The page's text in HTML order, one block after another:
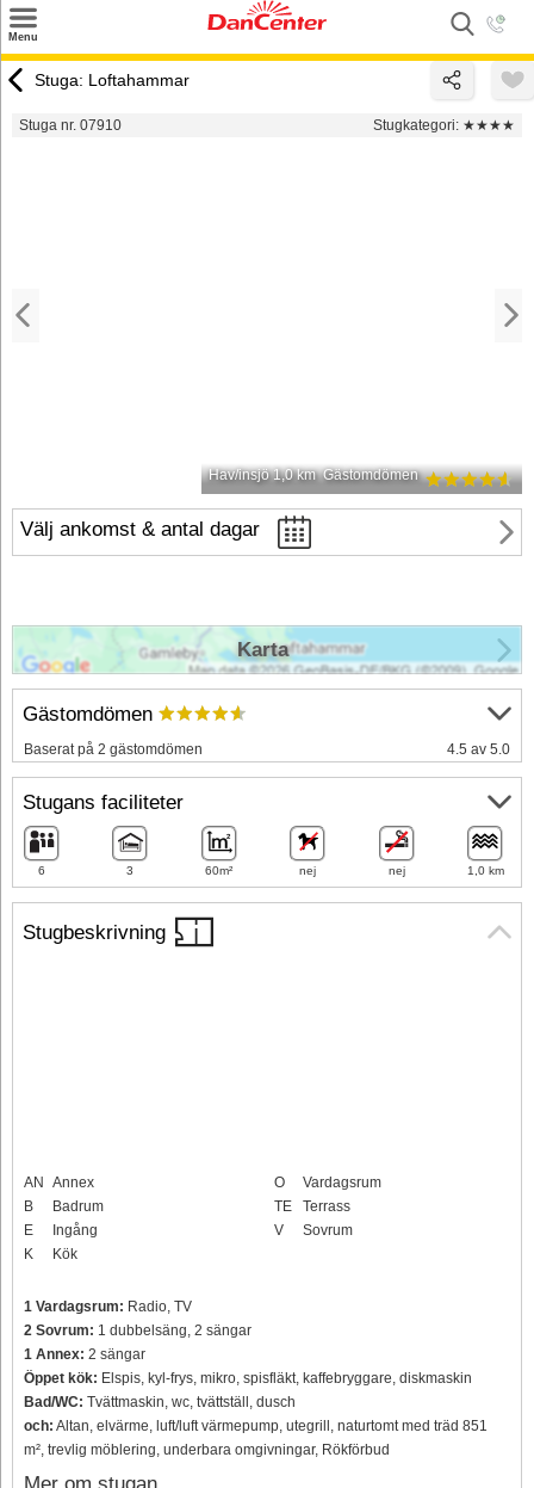
Menu
Tilbud
Stuga: Loftahammar
Stuga nr. 07910 Stugkategori: ★★★★
Hav/insjö 1,0 km Gästomdömen
Välj ankomst & antal dagar
Stugbeskrivning
AN Annex
B
Badrum
E
Ingång
K
Kök
O
Vardagsrum
TE
Terrass
V
Sovrum
1 Vardagsrum: Radio, TV
2 Sovrum: 1 dubbelsäng, 2 sängar
1 Annex: 2 sängar
Öppet kök: Elspis, kyl-frys, mikro, spisfläkt, kaffebryggare, diskmaskin
Bad/WC: Tvättmaskin, wc, tvättställ, dusch
och: Altan, elvärme, luft/luft värmepump, utegrill, naturtomt med träd 851
m², trevlig möblering, underbara omgivningar, Rökförbud
Gästomdömen
Baserat på 2 gästomdömen 4.5 av 5.0
Stugans faciliteter
6 3 60m² nej nej 1,0 km
Karta